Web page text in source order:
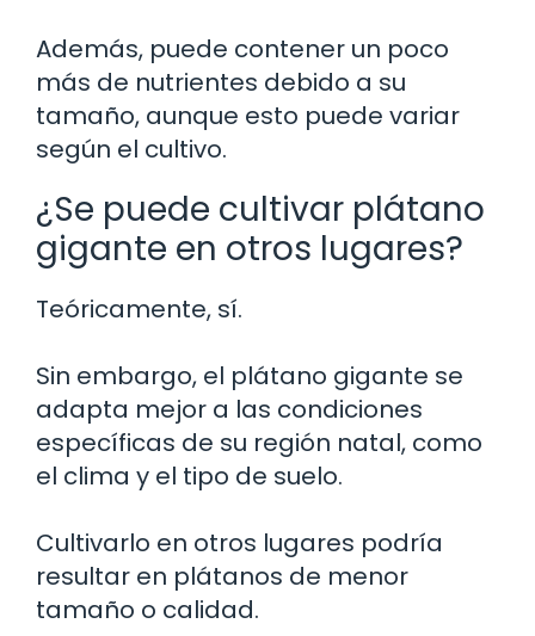
Además, puede contener un poco
más de nutrientes debido a su
tamaño, aunque esto puede variar
según el cultivo.
¿Se puede cultivar plátano
gigante en otros lugares?
Teóricamente, sí.
Sin embargo, el plátano gigante se
adapta mejor a las condiciones
específicas de su región natal, como
el clima y el tipo de suelo.
Cultivarlo en otros lugares podría
resultar en plátanos de menor
tamaño o calidad.